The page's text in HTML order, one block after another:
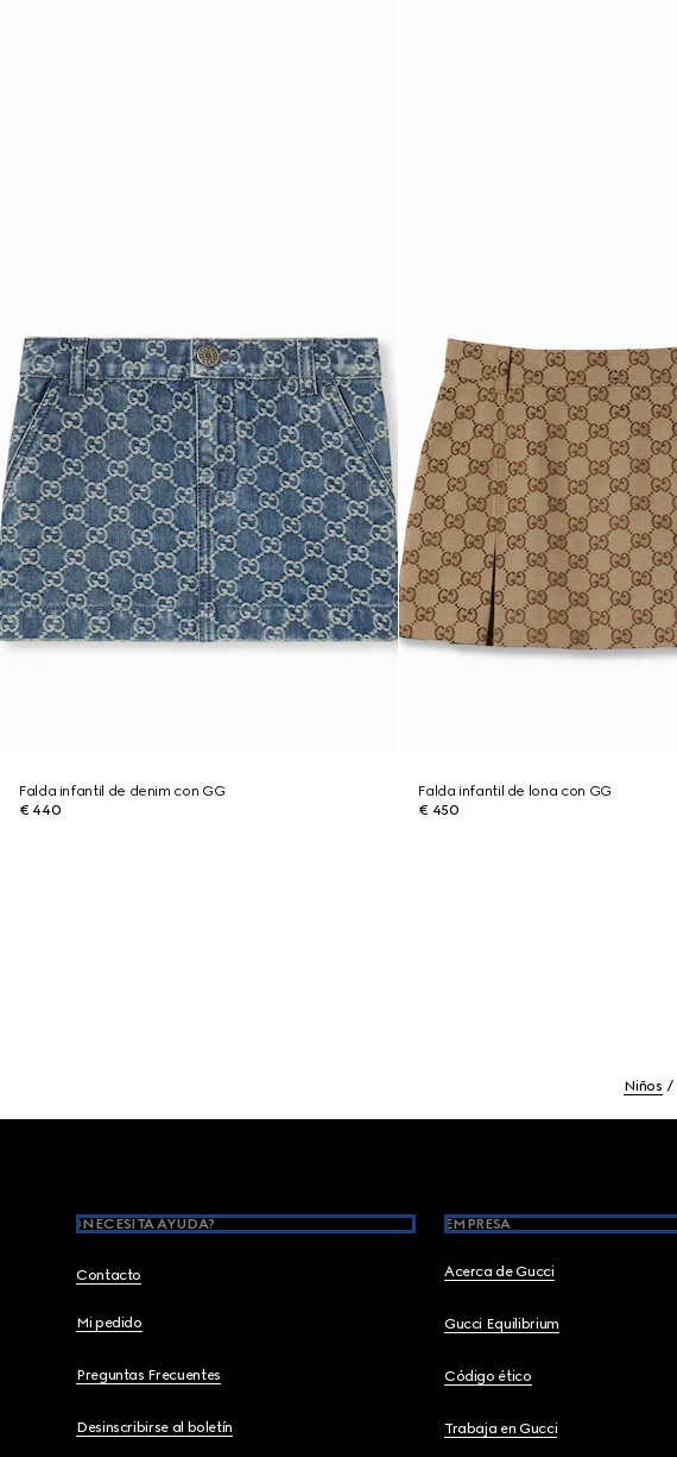
Falda infantil de denim con GG
€ 440
Falda infantil de lona con GG
€ 450
Niños
¿NECESITA AYUDA?
Contacto
Mi pedido
Preguntas Frecuentes
Desinscribirse al boletín
EMPRESA
Acerca de Gucci
Gucci Equilibrium
Código ético
Trabaja en Gucci